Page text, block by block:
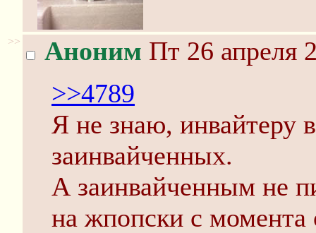
>> Аноним Пт 26 апреля
>>4789
Я не знаю, инвайтеру
заинвайченных.
А заинвайченным не
на жпопски с момента